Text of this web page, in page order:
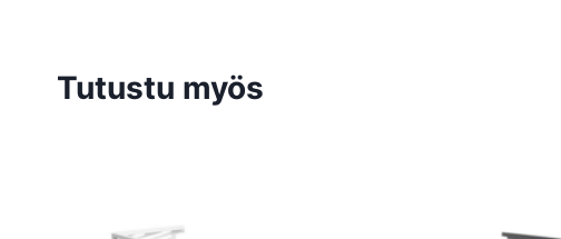
Tutustu myös